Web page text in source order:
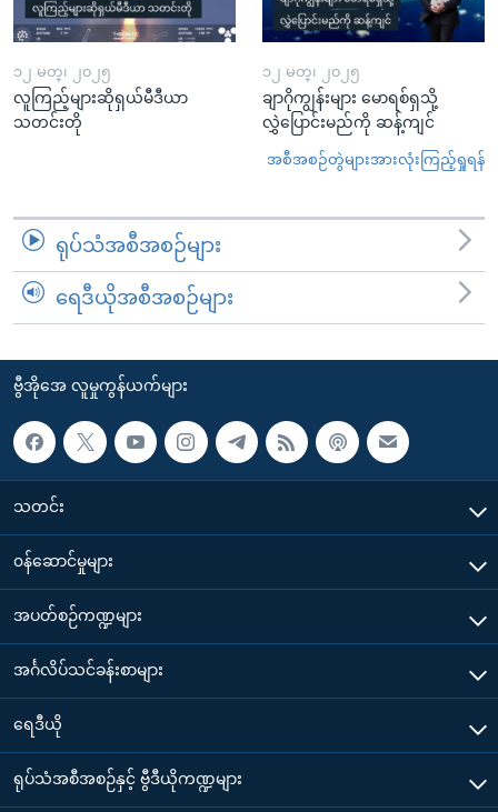
၁၂ မတ္၊ ၂၀၂၅
လူကြည့်များဆိုရှယ်မီဒီယာ
သတင်းတို
၁၂ မတ္၊ ၂၀၂၅
ချာဂိုကျွန်းများ မောရစ်ရှသို့
လွှဲပြောင်းမည်ကို ဆန့်ကျင်
အစီအစဉ်တွဲများအားလုံးကြည့်ရှုရန်
ရုပ်သံအစီအစဉ်များ
ရေဒီယိုအစီအစဉ်များ
ဗွီအိုအေ လူမှုကွန်ယက်များ
သတင်း
၀န်ဆောင်မှုများ
အပတ်စဉ်ကဏ္ဍများ
အင်္ဂလိပ်သင်ခန်းစာများ
ရေဒီယို
ရုပ်သံအစီအစဉ်နှင့် ဗွီဒီယိုကဏ္ဍများ